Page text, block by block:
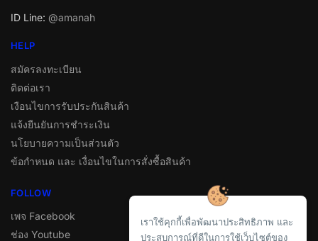
ID Line: @amanah
HELP
สมัครลงทะเบียน
ติดต่อเรา
เงือนไขการรับประกันสินค้า
แจ้งยืนยันการชำระเงิน
นโยบายความเป็นส่วนตัว
ข้อกำหนด และ เงื่อนไขในการสั่งซื้อสินค้า
FOLLOW
เพจ Facebook
ช่อง Youtube
เราใช้คุกกี้เพื่อพัฒนาประสิทธิภาพ และ
ประสบการณ์ที่ดีในการใช้เว็บไซต์ของ